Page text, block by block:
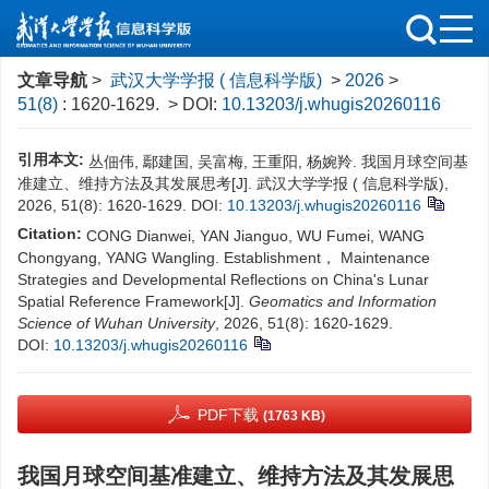
文章导航 > 武汉大学学报 ( 信息科学版) > 2026 >
51(8) : 1620-1629. > DOI: 10.13203/j.whugis20260116
引用本文: 丛佃伟, 鄢建国, 吴富梅, 王重阳, 杨婉羚. 我国月球空间基
准建立、维持方法及其发展思考[J]. 武汉大学学报 ( 信息科学版),
2026, 51(8): 1620-1629. DOI: 10.13203/j.whugis20260116
Citation: CONG Dianwei, YAN Jianguo, WU Fumei, WANG
Chongyang, YANG Wangling. Establishment， Maintenance
Strategies and Developmental Reflections on China's Lunar
Spatial Reference Framework[J]. Geomatics and Information
Science of Wuhan University, 2026, 51(8): 1620-1629.
DOI: 10.13203/j.whugis20260116
PDF下载 (1763 KB)
我国月球空间基准建立、维持方法及其发展思